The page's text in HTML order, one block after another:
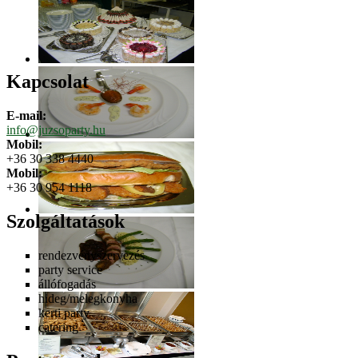
Kapcsolat
E-mail:
info@juzsoparty.hu
Mobil:
+36 30 338 4440
Mobil:
+36 30 954 1118
Szolgáltatások
rendezvényszervezés
party service
állófogadás
hideg/melegkonyha
kerti party
catering